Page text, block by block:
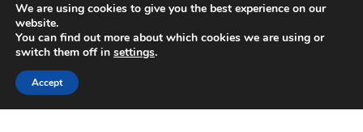
We are using cookies to give you the best experience on our
website.
You can find out more about which cookies we are using or
switch them off in settings.
Accept